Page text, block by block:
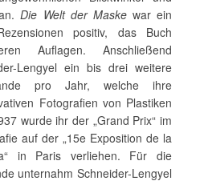
Die Welt der Maskewar ein
positiv, das Buch
Auflagen. Anschließend
Lengyel ein bis drei weitere
pro Jahr, welche ihre
Fotografien von Plastiken
wurde ihr der „Grand Prix“ im
auf der „15e Exposition de la
in Paris verliehen. Für die
unternahm Schneider-Lengyel